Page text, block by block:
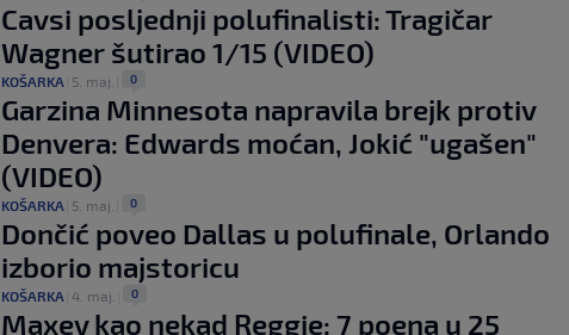
Cavsi posljednji polufinalisti: Tragičar
Wagner šutirao 1/15 (VIDEO)
KOŠARKA 5. maj. 0
Garzina Minnesota napravila brejk protiv
Denvera: Edwards moćan, Jokić "ugašen"
(VIDEO)
KOŠARKA 5. maj. 0
Dončić poveo Dallas u polufinale, Orlando
izborio majstoricu
KOŠARKA 4. maj. 0
Maxey kao nekad Reggie: 7 poena u 25